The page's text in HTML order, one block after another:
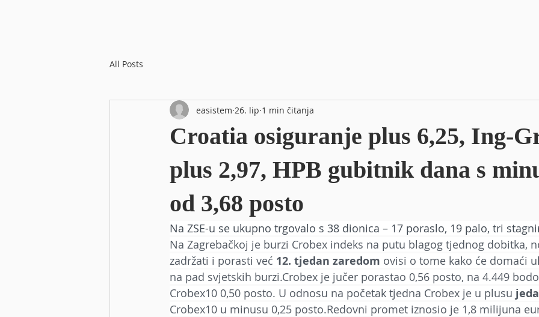
All Posts
Croatia osiguranje plus 6,25, Ing-
plus 2,97, HPB gubitnik dana s
od 3,68 posto
easistem 26. lip 1 min čitanja
Na ZSE-u se ukupno trgovalo s 38 dionica – 17 poraslo, 19 palo, tri
Na Zagrebačkoj je burzi Crobex indeks na putu blagog tjednog dobitka,
zadržati i porasti već 12. tjedan zaredom ovisi o tome kako će domaći
na pad svjetskih burzi.Crobex je jučer porastao 0,56 posto, na 4.449
Crobex10 0,50 posto. U odnosu na početak tjedna Crobex je u plusu
Crobex10 u minusu 0,25 posto.Redovni promet iznosio je 1,8 milijuna